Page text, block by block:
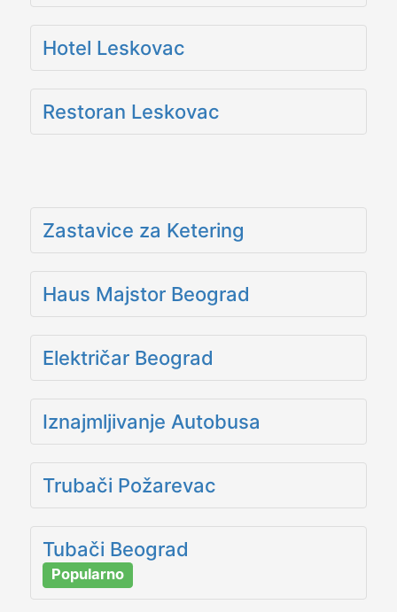
Hotel Leskovac
Restoran Leskovac
Zastavice za Ketering
Haus Majstor Beograd
Električar Beograd
Iznajmljivanje Autobusa
Trubači Požarevac
Tubači Beograd
Popularno